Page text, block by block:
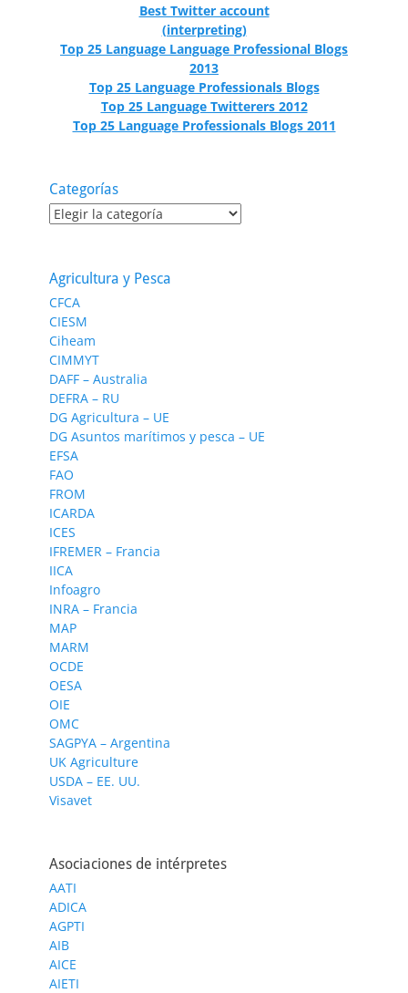
Best Twitter account
(interpreting)
Top 25 Language Language Professional Blogs
2013
Top 25 Language Professionals Blogs
Top 25 Language Twitterers 2012
Top 25 Language Professionals Blogs 2011
Categorías
Categorías
Agricultura y Pesca
CFCA
CIESM
Ciheam
CIMMYT
DAFF – Australia
DEFRA – RU
DG Agricultura – UE
DG Asuntos marítimos y pesca – UE
EFSA
FAO
FROM
ICARDA
ICES
IFREMER – Francia
IICA
Infoagro
INRA – Francia
MAP
MARM
OCDE
OESA
OIE
OMC
SAGPYA – Argentina
UK Agriculture
USDA – EE. UU.
Visavet
Asociaciones de intérpretes
AATI
ADICA
AGPTI
AIB
AICE
AIETI